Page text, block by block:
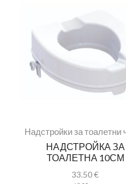
Надстройки за тоалетни
НАДСТРОЙКА ЗА
ТОАЛЕТНА 10СМ
33.50€